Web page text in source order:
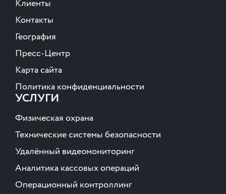
Клиенты
Контакты
География
Пресс-Центр
Карта сайта
Политика конфиденциальности
УСЛУГИ
Физическая охрана
Технические системы безопасности
Удалённый видеомониторинг
Аналитика кассовых операций
Операционный контроллинг